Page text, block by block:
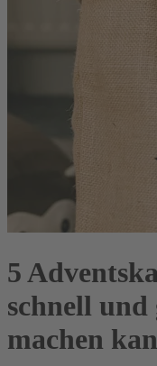
5
schnell und
machen